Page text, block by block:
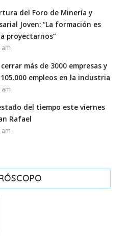
del Foro de Minería y
Joven: “La formación es
proyectarnos”
am
más de 3000 empresas y
empleos en la industria
am
estado del tiempo este viernes
Rafael
am